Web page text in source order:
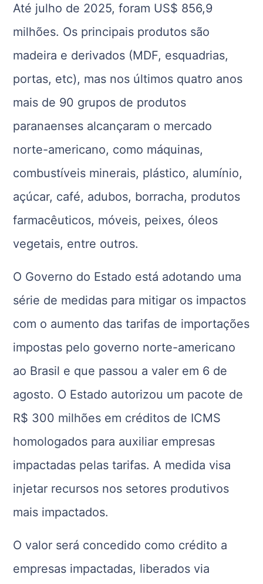
Até julho de 2025, foram US$ 856,9
milhões. Os principais produtos são
madeira e derivados (MDF, esquadrias,
portas, etc), mas nos últimos quatro anos
mais de 90 grupos de produtos
paranaenses alcançaram o mercado
norte-americano, como máquinas,
combustíveis minerais, plástico, alumínio,
açúcar, café, adubos, borracha, produtos
farmacêuticos, móveis, peixes, óleos
vegetais, entre outros.
O Governo do Estado está adotando uma
série de medidas para mitigar os impactos
com o aumento das tarifas de importações
impostas pelo governo norte-americano
ao Brasil e que passou a valer em 6 de
agosto. O Estado autorizou um pacote de
R$ 300 milhões em créditos de ICMS
homologados para auxiliar empresas
impactadas pelas tarifas. A medida visa
injetar recursos nos setores produtivos
mais impactados.
O valor será concedido como crédito a
empresas impactadas, liberados via